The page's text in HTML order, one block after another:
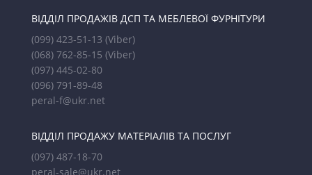
ВІДДІЛ ПРОДАЖІВ ДСП ТА МЕБЛЕВОЇ ФУРНІТУРИ
(099) 423-51-13 (Viber)
(068) 762-85-15 (Viber)
(097) 445-02-80
(096) 791-89-48
peral-f@ukr.net
ВІДДІЛ ПРОДАЖУ МАТЕРІАЛІВ ТА ПОСЛУГ
(097) 487-18-70
peral-sale@ukr.net